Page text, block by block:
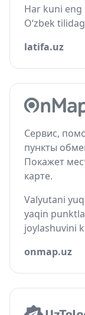
Har kuni
O‘zbek
latifa.uz
Сервис,
пункты
Покажет
карте.
Valyutani
yaqin
joylashuvini
onmap.uz